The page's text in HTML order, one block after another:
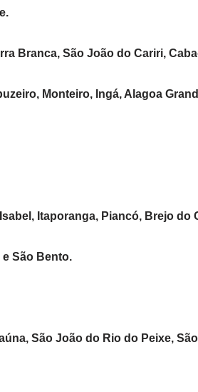
Branca, São João do Cariri,
Monteiro, Ingá, Alagoa
Itaporanga, Piancó, Brejo do
São Bento.
São João do Rio do Peixe,